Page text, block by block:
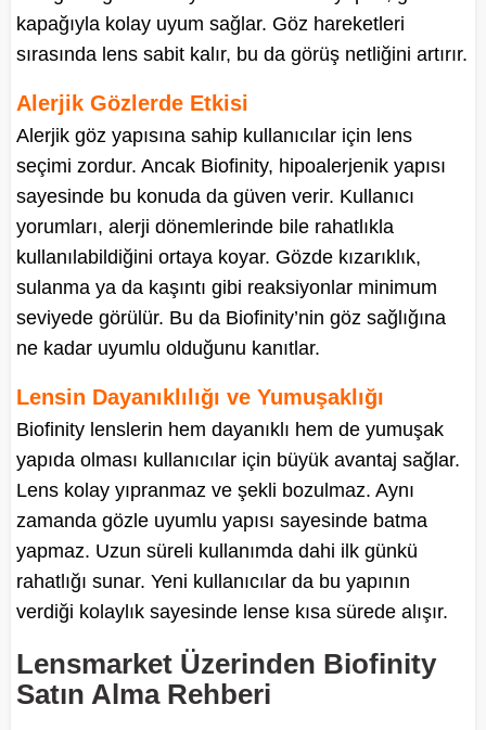
kapağıyla kolay uyum sağlar. Göz hareketleri
sırasında lens sabit kalır, bu da görüş netliğini artırır.
Alerjik Gözlerde Etkisi
Alerjik göz yapısına sahip kullanıcılar için lens
seçimi zordur. Ancak Biofinity, hipoalerjenik yapısı
sayesinde bu konuda da güven verir. Kullanıcı
yorumları, alerji dönemlerinde bile rahatlıkla
kullanılabildiğini ortaya koyar. Gözde kızarıklık,
sulanma ya da kaşıntı gibi reaksiyonlar minimum
seviyede görülür. Bu da Biofinity’nin göz sağlığına
ne kadar uyumlu olduğunu kanıtlar.
Lensin Dayanıklılığı ve Yumuşaklığı
Biofinity lenslerin hem dayanıklı hem de yumuşak
yapıda olması kullanıcılar için büyük avantaj sağlar.
Lens kolay yıpranmaz ve şekli bozulmaz. Aynı
zamanda gözle uyumlu yapısı sayesinde batma
yapmaz. Uzun süreli kullanımda dahi ilk günkü
rahatlığı sunar. Yeni kullanıcılar da bu yapının
verdiği kolaylık sayesinde lense kısa sürede alışır.
Lensmarket Üzerinden Biofinity
Satın Alma Rehberi